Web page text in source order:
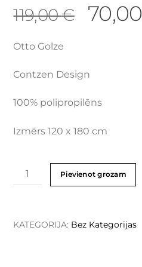
119,00€ 70,00
Otto Golze
Contzen Design
100% polipropilēns
Izmērs 120 x 180 cm
Pievienot grozam
KATEGORIJA: Bez Kategorijas